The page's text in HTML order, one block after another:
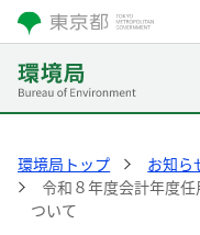
環境局トップ お知ら
令和８年度会計年度
ついて